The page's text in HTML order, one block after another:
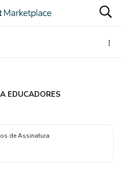
EDUCADORES
de Assinatura